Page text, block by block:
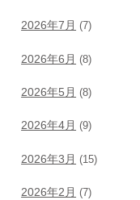
2026年7月 (7)
2026年6月 (8)
2026年5月 (8)
2026年4月 (9)
2026年3月 (15)
2026年2月 (7)